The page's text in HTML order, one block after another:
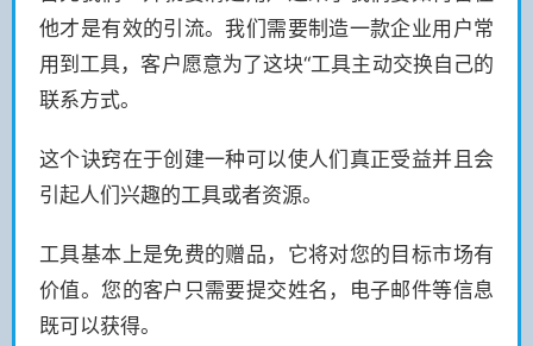
他才是有效的引流。我们需要制造一款企业用户常
用到工具，客户愿意为了这块“工具主动交换自己的
联系方式。
这个诀窍在于创建一种可以使人们真正受益并且会
引起人们兴趣的工具或者资源。
工具基本上是免费的赠品，它将对您的目标市场有
价值。您的客户只需要提交姓名，电子邮件等信息
既可以获得。